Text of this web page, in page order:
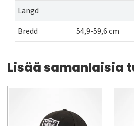
Längd
Bredd
54,9-59,6 cm
Lisää samanlaisia